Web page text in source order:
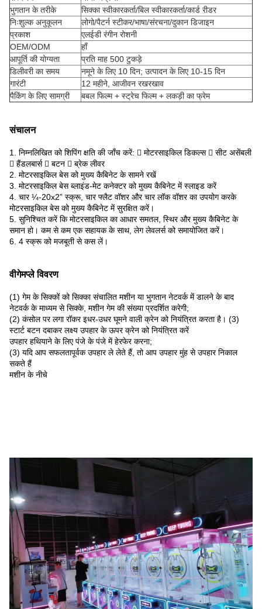
भुगतान के तरीके
सिक्का स्वीकारकर्ता/बिल स्वीकारकर्ता/कार्ड रीडर
निःशुल्क अनुकूलन
लोगो/पैटर्न स्टीकर/भाषा/संरचना/दुकान डिजाइन
प्रकाश
एलईडी रंगीन रोशनी
OEM/ODM
हाँ
आपूर्ति की योग्यता
प्रति माह 500 टुकड़े
डिलीवरी का समय
नमूने के लिए 10 दिन; उत्पादन के लिए 10-15 दिन
गारंटी
12 महीने, आजीवन रखरखाव
पैकिंग के लिए सामग्री
बबल फिल्म + स्ट्रेच फिल्म + लकड़ी का फ्रेम
संचालन
1. निम्नलिखित को शिपिंग क्षति की जाँच करें:  मोटरसाइकिल डिकल्स  सीट असेंबली
 हैंडलबार्स  बटन  ब्रेक लीवर
2. मोटरसाइकिल बेस को मुख्य कैबिनेट के सामने रखें
3. मोटरसाइकिल बेस ब्लाइंड-मेट कनेक्टर को मुख्य कैबिनेट में स्लाइड करें
4. चार ¼-20x2” स्क्रू, चार फ्लैट वॉशर और चार लॉक वॉशर का उपयोग करके
मोटरसाइकिल बेस को मुख्य कैबिनेट में सुरक्षित करें।
5. सुनिश्चित करें कि मोटरसाइकिल का आधार समतल, स्थिर और मुख्य कैबिनेट के
समान हो। कम से कम एक सहायक के साथ, लेग लेवलर्स को समायोजित करें।
6. 4 स्क्रू को मजबूती से कस लें।
वीगेमप्ले विवरण
(1) गेम के सिक्कों को सिक्का संचालित मशीन या भुगतान नेटवर्क में डालने के बाद
नेटवर्क के माध्यम से सिक्के, मशीन गेम की संख्या प्रदर्शित करेगी;
(2) कंसोल पर लगा रॉकर इधर-उधर घूमने वाली क्रेन को नियंत्रित करता है। (3)
स्टार्ट बटन दबाकर लक्ष्य उपहार के ऊपर क्रेन को नियंत्रित करें
उपहार हथियाने के लिए पंजे के पंजे में हेरफेर करना;
(3) यदि आप सफलतापूर्वक उपहार ले लेते हैं, तो आप उपहार मुंह से उपहार निकाल
सकते हैं
मशीन के नीचे